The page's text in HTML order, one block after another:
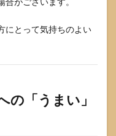
にとって気持ちのよい
の「うまい」